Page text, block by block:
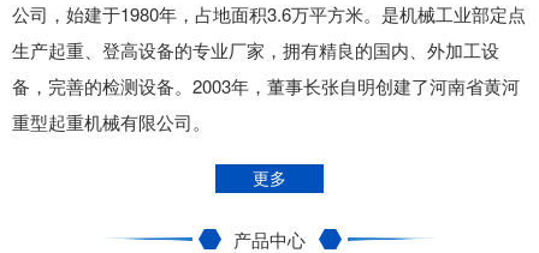
公司，始建于1980年，占地面积3.6万平方米。是机械工业部定点
生产起重、登高设备的专业厂家，拥有精良的国内、外加工设
备，完善的检测设备。2003年，董事长张自明创建了河南省黄河
重型起重机械有限公司。
更多
产品中心